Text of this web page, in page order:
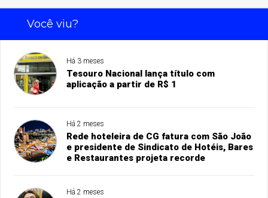
Você viu?
Há 3 meses
Tesouro Nacional lança título com
aplicação a partir de R$ 1
Há 2 meses
Rede hoteleira de CG fatura com São João
e presidente de Sindicato de Hotéis, Bares
e Restaurantes projeta recorde
Há 2 meses